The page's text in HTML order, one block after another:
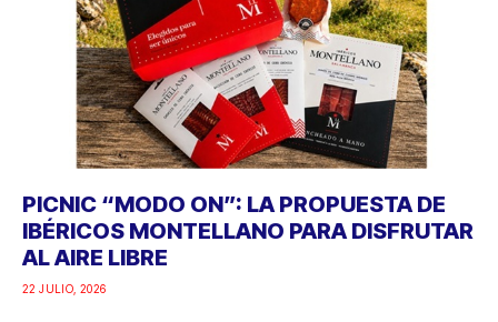
PICNIC “MODO ON”: LA PROPUESTA DE
IBÉRICOS MONTELLANO PARA DISFRUTAR
AL AIRE LIBRE
22 JULIO, 2026